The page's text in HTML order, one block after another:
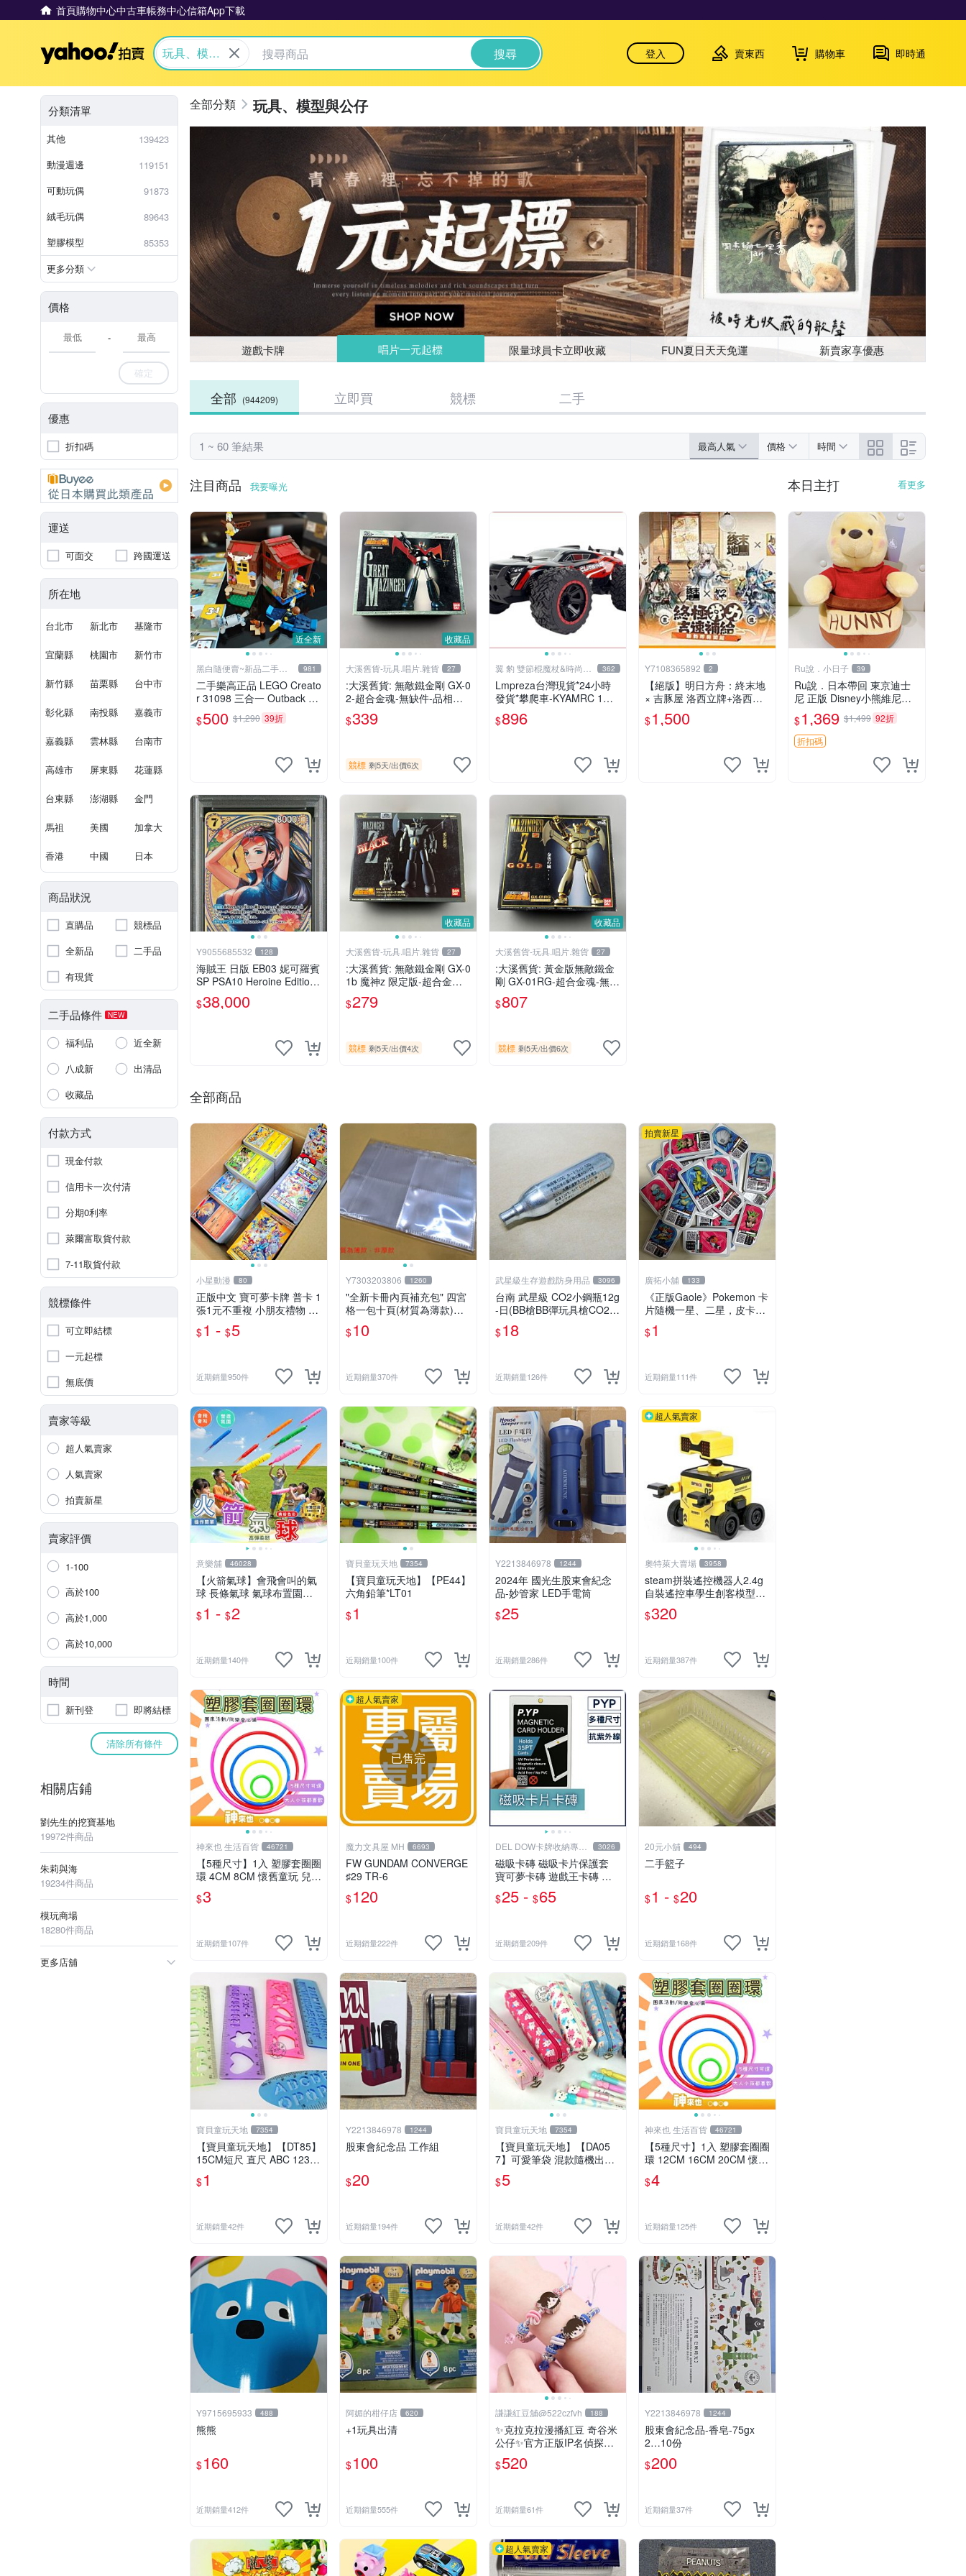
首頁購物中心中古車帳務中心信箱App下載
Yahoo拍賣
玩具、模型
搜尋 登入 賣東西 購物車 即時通
分類清單
其他
139423
動漫週邊
119151
可動玩偶
91873
絨毛玩偶
89643
塑膠模型
85353
更多分類
價格
-
確定
優惠
折扣碼
運送
可面交 跨國運送
所在地
台北市 新北市 基隆市
宜蘭縣 桃園市 新竹市
新竹縣 苗栗縣 台中市
彰化縣 南投縣 嘉義市
嘉義縣 雲林縣 台南市
高雄市 屏東縣 花蓮縣
台東縣 澎湖縣 金門
馬祖 美國 加拿大
香港 中國 日本
商品狀況
直購品
競標品
全新品
二手品
有現貨
二手品條件 NEW
福利品
近全新
八成新
出清品
收藏品
付款方式
現金付款
信用卡一次付清
分期0利率
萊爾富取貨付款
7-11取貨付款
競標條件
可立即結標
一元起標
無底價
賣家等級
超人氣賣家
人氣賣家
拍賣新星
賣家評價
1-100
高於100
高於1,000
高於10,000
時間
新刊登 即將結標
清除所有條件
相關店鋪
劉先生的挖寶基地
19972件商品
朱莉與海
19234件商品
模玩商場
18280件商品
更多店舖
玩具、模型與公仔
遊戲卡牌 唱片一元起標 限量球員卡立即收藏 FUN夏日天天免運 新賣家享優惠
全部 (944209) 立即買 競標 二手
1 ~ 60 筆結果 最高人氣 價格 時間
注目商品 我要曝光
近全新
黑白隨便賣~新品二手品
出清
981
二手樂高正品 LEGO Creato
r 31098 三合一 Outback Ca
bin 內陸小屋 散裝 無紙盒
無缺件 附說明書三本 詳見
$500 $1,290 39折
收藏品
大溪舊貨-玩具.唱片.雜貨 27
:大溪舊貨: 無敵鐵金剛 GX-0
2-超合金魂-無缺件-品相如
圖.現況出售,
$339
競標 剩5天/出價6次
翼 豹 雙節棍魔杖&時尚廣
場
362
Lmpreza台灣現貨*24小時
發貨*攀爬車-KYAMRC 1：1
4新款RC遙控車專業大腳攀
爬越野賽車玩具汽車模型car
$896
Y7108365892 2
【絕版】明日方舟：終末地
× 吉豚屋 洛西立牌+洛西壓
克力吊飾+洛西透卡
$1,500
Y9055685532 128
海賊王 日版 EB03 妮可羅賓
SP PSA10 Heroine Edition
Nico Robin ワンピース
$38,000
收藏品
大溪舊貨-玩具.唱片.雜貨 27
:大溪舊貨: 無敵鐵金剛 GX-0
1b 魔神z 限定版-超合金魂-
無缺件-品相如圖.現況出售,
$279
競標 剩5天/出價4次
收藏品
大溪舊貨-玩具.唱片.雜貨 27
:大溪舊貨: 黃金版無敵鐵金
剛 GX-01RG-超合金魂-無缺
件-品相如圖.現況出售,
$807
競標 剩5天/出價6次
全部商品
小星動漫 80
正版中文 寶可夢卡牌 普卡 1
張1元不重複 小朋友禮物 補
習班獎勵 中文版 PTCG寶可
夢卡 官方現貨
$1 - $5
近期銷量950件
Y7303203806 1260
"全新卡冊內頁補充包" 四宮
格一包十頁(材質為薄款)
＄10元 (下單最少十包)
$10
近期銷量370件
武星級生存遊戲防身用品 3096
台南 武星級 CO2小鋼瓶12g
-日(BB槍BB彈玩具槍CO2槍
長槍短槍模型槍壓縮氣瓶氮
氣瓶
$18
近期銷量126件
拍賣新星
廣拓小舖 133
《正版Gaole》Pokemon 卡
片隨機一星、二星，皮卡
丘、小火龍、秒花種子、傑
尼龜
$1
近期銷量111件
意樂舖 46028
【火箭氣球】會飛會叫的氣
球 長條氣球 氣球布置園遊
會氣球 生日派對氣球 彩色
氣球☆意樂鋪☆
$1 - $2
近期銷量140件
寶貝童玩天地 7354
【寶貝童玩天地】【PE44】
六角鉛筆*LT01
$1
近期銷量100件
Y2213846978 1244
2024年 國光生股東會紀念
品-妙管家 LED手電筒
$25
近期銷量286件
超人氣賣家
奧特萊大賣場 3958
steam拼裝遙控機器人2.4g
自裝遙控車學生創客模型科
教玩具 推薦推薦締造W
$320
近期銷量387件
神來也 生活百貨 46721
【5種尺寸】1入 塑膠套圈圈
環 4CM 8CM 懷舊童玩 兒童
玩具 夜市套圈圈 塑膠套環
遊戲道具 套環
$3
近期銷量107件
超人氣賣家
已售完
魔力文具屋 MH 6693
FW GUNDAM CONVERGE
♯29 TR-6
$120
近期銷量222件
DEL DOW卡牌收納專賣 3026
磁吸卡磚 磁吸卡片保護套
寶可夢卡磚 遊戲王卡磚 七
龍珠 球員卡 球衣卡 35PT 5
5PT 100PT 130PT 180PT
$25 - $65
近期銷量209件
20元小舖 494
二手籃子
$1 - $20
近期銷量168件
寶貝童玩天地 7354
【寶貝童玩天地】【DT85】
15CM短尺 直尺 ABC 123
可愛花樣~1支 特價1元
$1
近期銷量42件
Y2213846978 1244
股東會紀念品 工作組
$20
近期銷量194件
寶貝童玩天地 7354
【寶貝童玩天地】【DA05
7】可愛筆袋 混款隨機出貨
特價*LT01
$5
近期銷量42件
神來也 生活百貨 46721
【5種尺寸】1入 塑膠套圈圈
環 12CM 16CM 20CM 懷舊
童玩 兒童玩具 夜市套圈圈
塑膠套環 遊戲道具 套環
$4
近期銷量125件
Y9715695933 488
熊熊
$160
近期銷量412件
阿媚的柑仔店 620
+1玩具出清
$100
近期銷量555件
謙謙紅豆舖@522czfvh 188
✨克拉克拉漫播紅豆 奇谷米
公仔✨官方正版IP名偵探柯
南手繩共六款
$520
近期銷量61件
Y2213846978 1244
股東會紀念品-香皂-75gx
2…10份
$200
近期銷量37件
超人氣賣家
本日主打 看更多
Ru說．小日子 39
Ru說．日本帶回 東京迪士
尼 正版 Disney小熊維尼娃
娃 蜂蜜罐維尼
$1,369 $1,499 92折
折扣碼